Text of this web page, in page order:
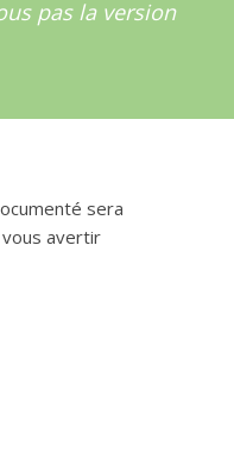
pas la version
sera
avertir